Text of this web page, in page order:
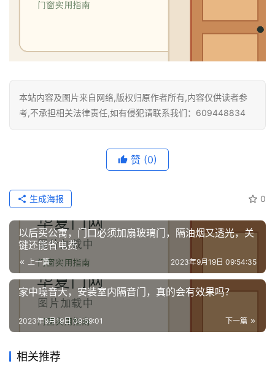
本站内容及图片来自网络,版权归原作者所有,内容仅供读者参
考,不承担相关法律责任,如有侵犯请联系我们：609448834
赞 (0)
0
生成海报
以后买公寓，门口必须加扇玻璃门，隔油烟又透光，关
键还能省电费
上一篇 2023年9月19日 09:54:35
家中噪音大，安装室内隔音门，真的会有效果吗？
下一篇
2023年9月19日 09:59:01
相关推荐